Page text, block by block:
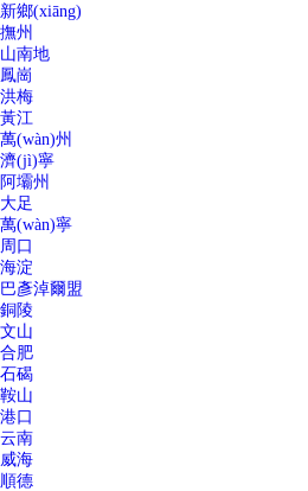
新鄉(xiāng)
撫州
山南地
鳳崗
洪梅
黃江
萬(wàn)州
濟(jì)寧
阿壩州
大足
萬(wàn)寧
周口
海淀
巴彥淖爾盟
銅陵
文山
合肥
石碣
鞍山
港口
云南
威海
順德